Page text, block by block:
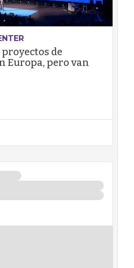
proyectos de
Europa, pero van